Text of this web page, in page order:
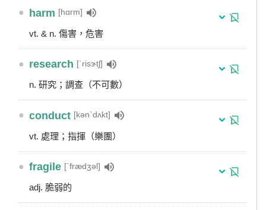
● harm [hɑrm]
vt. & n. 傷害，危害
● research [ˈrisɝtʃ]
n. 研究；調查（不可數）
● conduct [kənˋdʌkt]
vt. 處理；指揮（樂團）
● fragile [ˋfrædʒəl]
adj. 脆弱的